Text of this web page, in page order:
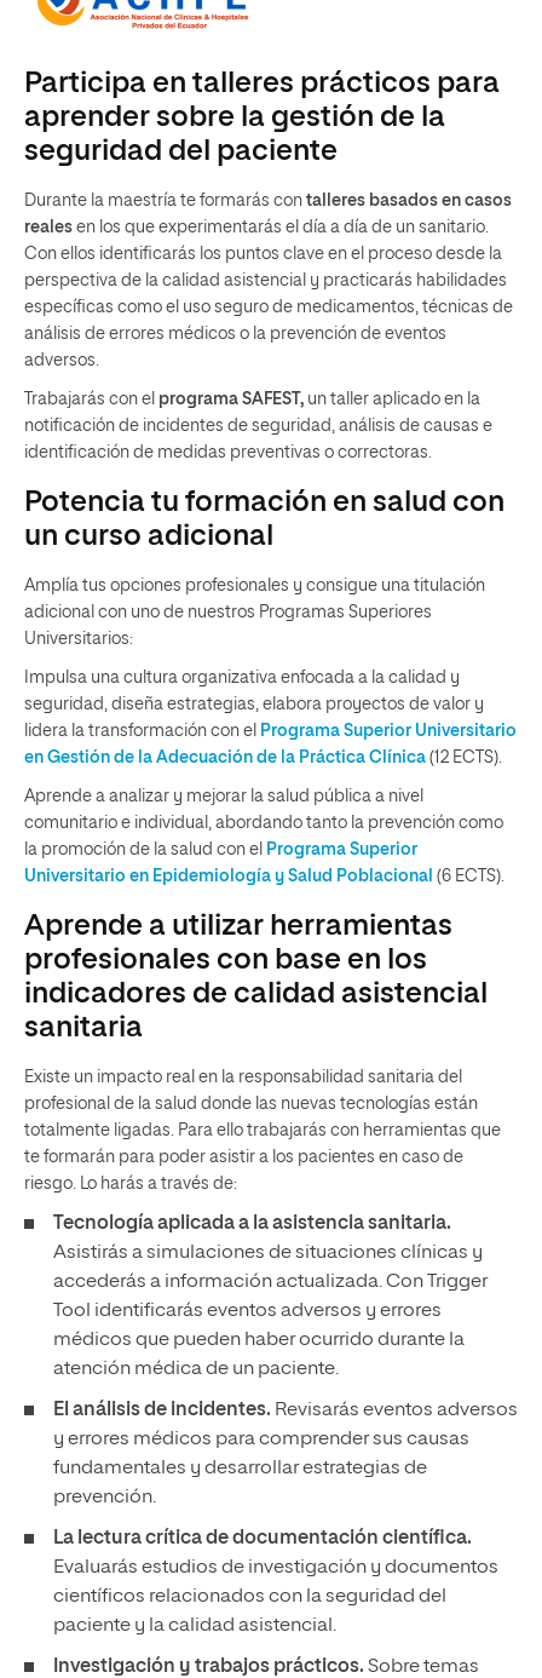
Participa en talleres prácticos para
aprender sobre la gestión de la
seguridad del paciente
Durante la maestría te formarás con talleres basados en casos
reales en los que experimentarás el día a día de un sanitario.
Con ellos identificarás los puntos clave en el proceso desde la
perspectiva de la calidad asistencial y practicarás habilidades
específicas como el uso seguro de medicamentos, técnicas de
análisis de errores médicos o la prevención de eventos
adversos.
Trabajarás con el programa SAFEST, un taller aplicado en la
notificación de incidentes de seguridad, análisis de causas e
identificación de medidas preventivas o correctoras.
Potencia tu formación en salud con
un curso adicional
Amplía tus opciones profesionales y consigue una titulación
adicional con uno de nuestros Programas Superiores
Universitarios:
Impulsa una cultura organizativa enfocada a la calidad y
seguridad, diseña estrategias, elabora proyectos de valor y
lidera la transformación con el Programa Superior Universitario
en Gestión de la Adecuación de la Práctica Clínica (12 ECTS).
Aprende a analizar y mejorar la salud pública a nivel
comunitario e individual, abordando tanto la prevención como
la promoción de la salud con el Programa Superior
Universitario en Epidemiología y Salud Poblacional (6 ECTS).
Aprende a utilizar herramientas
profesionales con base en los
indicadores de calidad asistencial
sanitaria
Existe un impacto real en la responsabilidad sanitaria del
profesional de la salud donde las nuevas tecnologías están
totalmente ligadas. Para ello trabajarás con herramientas que
te formarán para poder asistir a los pacientes en caso de
riesgo. Lo harás a través de:
Tecnología aplicada a la asistencia sanitaria.
Asistirás a simulaciones de situaciones clínicas y
accederás a información actualizada. Con Trigger
Tool identificarás eventos adversos y errores
médicos que pueden haber ocurrido durante la
atención médica de un paciente.
El análisis de incidentes. Revisarás eventos adversos
y errores médicos para comprender sus causas
fundamentales y desarrollar estrategias de
prevención.
La lectura crítica de documentación científica.
Evaluarás estudios de investigación y documentos
científicos relacionados con la seguridad del
paciente y la calidad asistencial.
Investigación y trabajos prácticos. Sobre temas